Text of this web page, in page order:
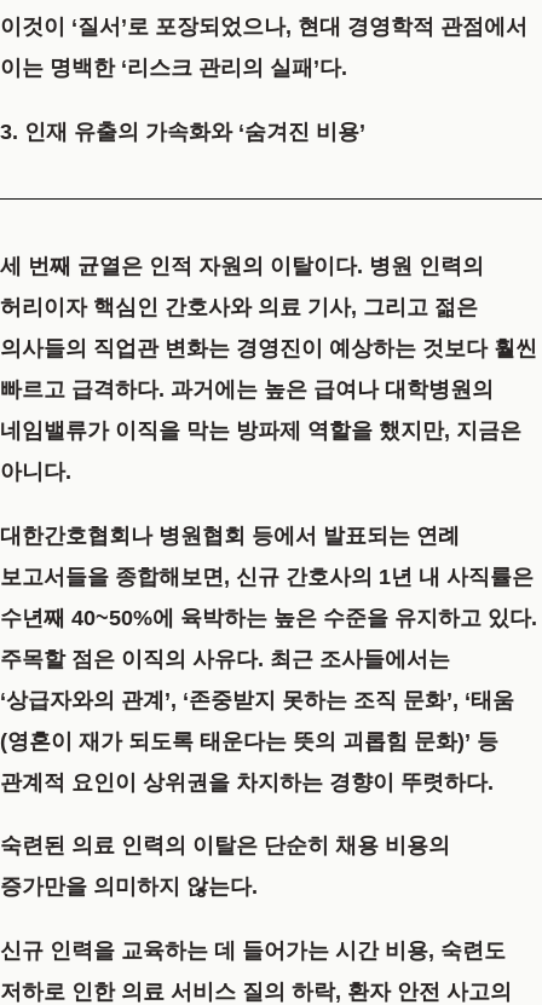
이것이 ‘질서’로 포장되었으나, 현대 경영학적 관점에서
이는 명백한 ‘리스크 관리의 실패’다.
3. 인재 유출의 가속화와 ‘숨겨진 비용’
세 번째 균열은 인적 자원의 이탈이다. 병원 인력의
허리이자 핵심인 간호사와 의료 기사, 그리고 젊은
의사들의 직업관 변화는 경영진이 예상하는 것보다 훨씬
빠르고 급격하다. 과거에는 높은 급여나 대학병원의
네임밸류가 이직을 막는 방파제 역할을 했지만, 지금은
아니다.
대한간호협회나 병원협회 등에서 발표되는 연례
보고서들을 종합해보면, 신규 간호사의 1년 내 사직률은
수년째 40~50%에 육박하는 높은 수준을 유지하고 있다.
주목할 점은 이직의 사유다. 최근 조사들에서는
‘상급자와의 관계’, ‘존중받지 못하는 조직 문화’, ‘태움
(영혼이 재가 되도록 태운다는 뜻의 괴롭힘 문화)’ 등
관계적 요인이 상위권을 차지하는 경향이 뚜렷하다.
숙련된 의료 인력의 이탈은 단순히 채용 비용의
증가만을 의미하지 않는다.
신규 인력을 교육하는 데 들어가는 시간 비용, 숙련도
저하로 인한 의료 서비스 질의 하락, 환자 안전 사고의